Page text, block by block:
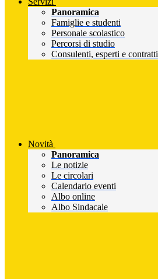
Panoramica
Famiglie e studenti
Personale scolastico
Percorsi di studio
Consulenti, esperti e contratti
Novità
Panoramica
Le notizie
Le circolari
Calendario eventi
Albo online
Albo Sindacale